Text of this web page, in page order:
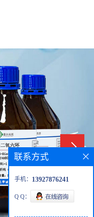
联系方式
手机： 13927876241
Q Q：